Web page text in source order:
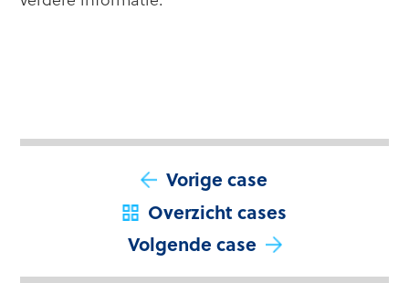
Vorige case
Overzicht cases
Volgende case